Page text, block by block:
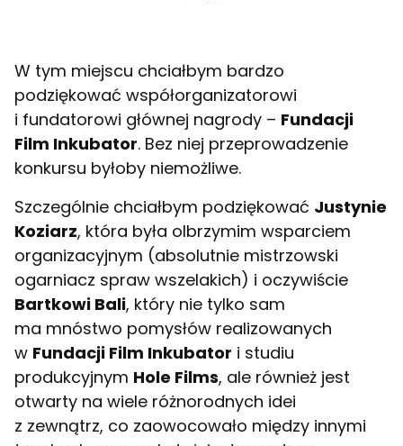
W tym miejscu chciałbym bardzo
podziękować współorganizatorowi
i fundatorowi głównej nagrody – Fundacji
Film Inkubator. Bez niej przeprowadzenie
konkursu byłoby niemożliwe.
Szczególnie chciałbym podziękować Justynie
Koziarz, która była olbrzymim wsparciem
organizacyjnym (absolutnie mistrzowski
ogarniacz spraw wszelakich) i oczywiście
Bartkowi Bali, który nie tylko sam
ma mnóstwo pomysłów realizowanych
w Fundacji Film Inkubator i studiu
produkcyjnym Hole Films, ale również jest
otwarty na wiele różnorodnych idei
z zewnątrz, co zaowocowało między innymi